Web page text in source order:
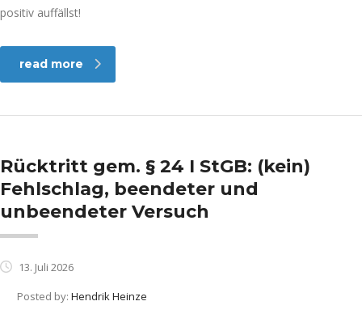
positiv auffällst!
read more
Rücktritt gem. § 24 I StGB: (kein)
Fehlschlag, beendeter und
unbeendeter Versuch
13. Juli 2026
Posted by: Hendrik Heinze